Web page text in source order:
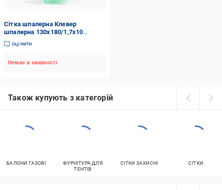
Сітка шпалерна Клевер
шпалерна 130х180/1,7х10
зелена
оцінити
Немає в наявності
Також купують з категорій
БАЛОНИ ГАЗОВІ
ФУРНІТУРА ДЛЯ
ТЕНТІВ
СІТКИ ЗАХИСНІ СІТКИ